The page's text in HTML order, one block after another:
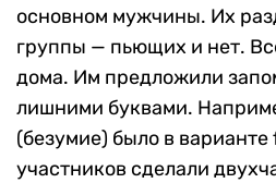
основном мужчины. Их
группы — пьющих и нет.
дома. Им предложили
лишними буквами.
(безумие) было в
участников сделали